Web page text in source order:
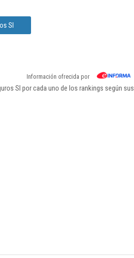
Sl
Información ofrecida por
Sl por cada uno de los rankings según sus